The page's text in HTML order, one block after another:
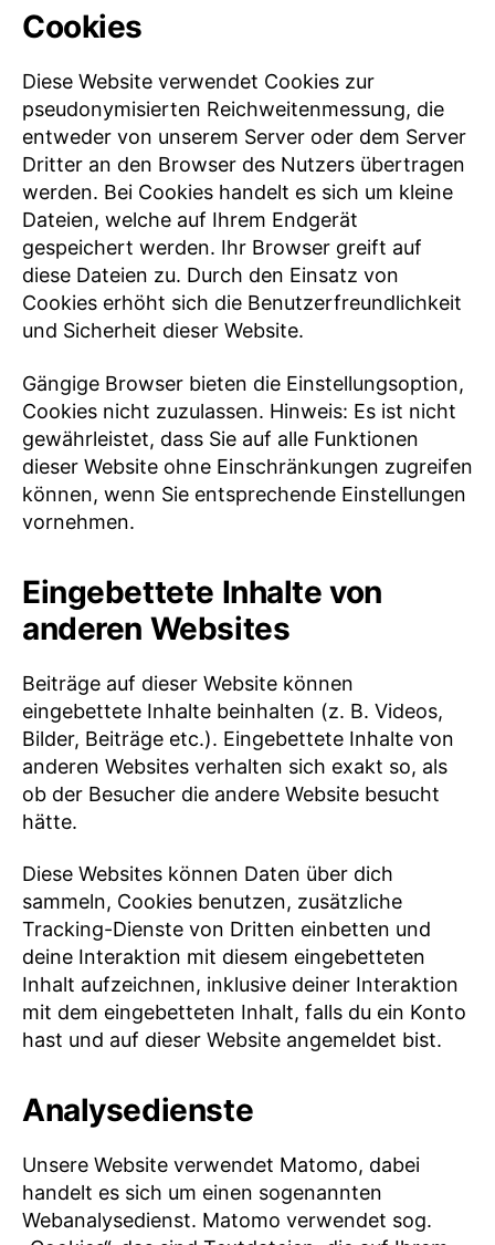
Cookies
Diese Website verwendet Cookies zur
pseudonymisierten Reichweitenmessung, die
entweder von unserem Server oder dem Server
Dritter an den Browser des Nutzers übertragen
werden. Bei Cookies handelt es sich um kleine
Dateien, welche auf Ihrem Endgerät
gespeichert werden. Ihr Browser greift auf
diese Dateien zu. Durch den Einsatz von
Cookies erhöht sich die Benutzerfreundlichkeit
und Sicherheit dieser Website.
Gängige Browser bieten die Einstellungsoption,
Cookies nicht zuzulassen. Hinweis: Es ist nicht
gewährleistet, dass Sie auf alle Funktionen
dieser Website ohne Einschränkungen zugreifen
können, wenn Sie entsprechende Einstellungen
vornehmen.
Eingebettete Inhalte von
anderen Websites
Beiträge auf dieser Website können
eingebettete Inhalte beinhalten (z. B. Videos,
Bilder, Beiträge etc.). Eingebettete Inhalte von
anderen Websites verhalten sich exakt so, als
ob der Besucher die andere Website besucht
hätte.
Diese Websites können Daten über dich
sammeln, Cookies benutzen, zusätzliche
Tracking-Dienste von Dritten einbetten und
deine Interaktion mit diesem eingebetteten
Inhalt aufzeichnen, inklusive deiner Interaktion
mit dem eingebetteten Inhalt, falls du ein Konto
hast und auf dieser Website angemeldet bist.
Analysedienste
Unsere Website verwendet Matomo, dabei
handelt es sich um einen sogenannten
Webanalysedienst. Matomo verwendet sog.